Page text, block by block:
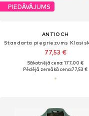
PIEDĀVĀJUMS
ANTIOCH
77,53 €
Sākotnējā cena: 177,00 €
Pēdējā zemākā cena:77,53 €